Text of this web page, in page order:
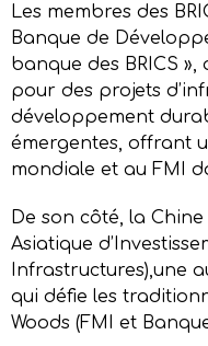
Les membres des
Banque de
banque des BRICS
pour des projets
développement
émergentes, offrant
mondiale et au FMI
De son côté, la Chine
Asiatique
Infrastructures),une
qui défie les
Woods (FMI et